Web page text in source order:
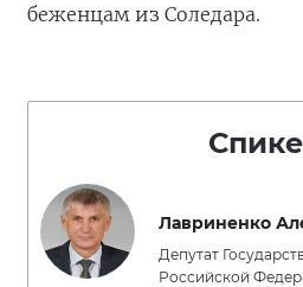
беженцам из Соледара.
Лавриненко
Депутат
Российской